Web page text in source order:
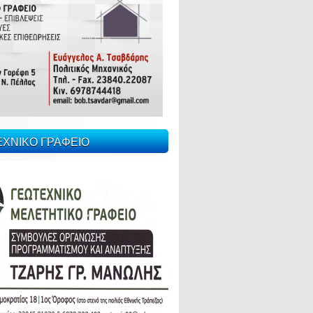
ΓΡΑΦΕΙΟ